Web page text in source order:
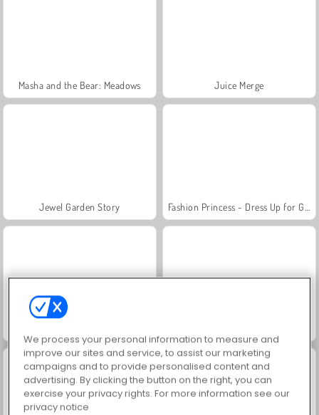
Masha and the Bear: Meadows Juice Merge
Jewel Garden Story
We process your personal information to measure and
improve our sites and service, to assist our marketing
campaigns and to provide personalised content and
advertising. By clicking the button on the right, you can
exercise your privacy rights. For more information see our
privacy notice